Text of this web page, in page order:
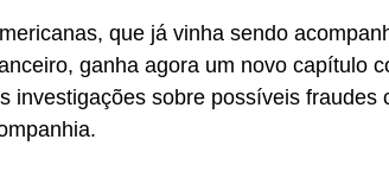
que já vinha sendo
ganha agora um novo capítulo
investigações sobre possíveis fraudes